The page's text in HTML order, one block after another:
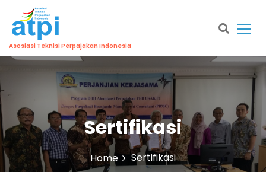
t
c
o
n
t
e
n
Asosiasi Teknisi Perpajakan Indonesia
Sertifikasi
Home Sertifikasi